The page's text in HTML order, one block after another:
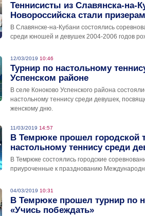
Теннисисты из Славянска-на-
Новороссийска стали
В Славянске-на-Кубани состоялись
среди юношей и девушек 2004-2006 годов
12/03/2019 10:46
Турнир по настольному
Успенском районе
В селе Коноково Успенского района
настольному теннису среди девушек,
женскому дню.
11/03/2019 14:57
В Темрюке прошел городской
настольному теннису среди
В Темрюке состоялись городские
приуроченные к празднованию
04/03/2019 10:31
В Темрюке прошел турнир по
«Учись побеждать»